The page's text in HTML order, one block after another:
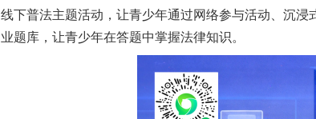
线下普法主题活动，让青少年通过网络参与活动、沉浸
业题库，让青少年在答题中掌握法律知识。